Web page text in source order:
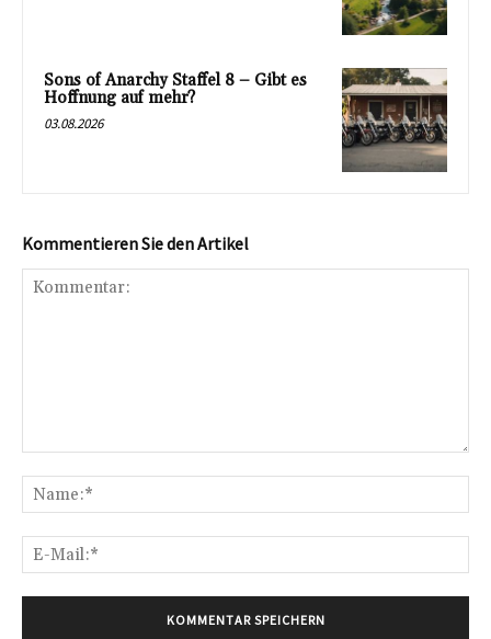
Sons of Anarchy Staffel 8 – Gibt es
Hoffnung auf mehr?
03.08.2026
Kommentieren Sie den Artikel